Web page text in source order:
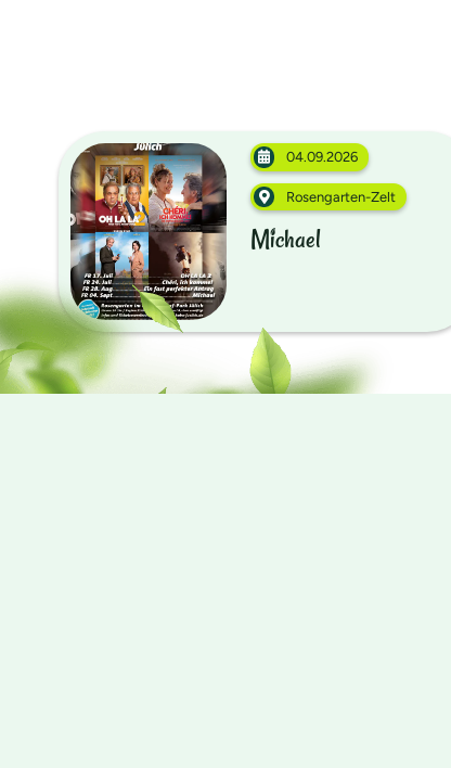
04.09.2026
Rosengarten-Zelt
Michael